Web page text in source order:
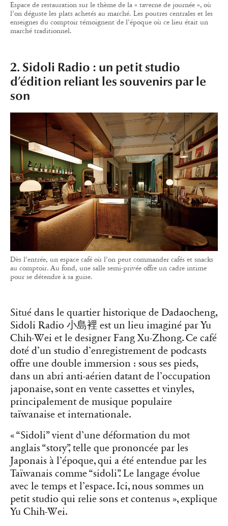
Espace de restauration sur le thème de la « taverne de journée », où
l’on déguste les plats achetés au marché. Les poutres centrales et les
enseignes du comptoir témoignent de l’époque où ce lieu était un
marché traditionnel.
2. Sidoli Radio : un petit studio
d’édition reliant les souvenirs par le
son
Dès l’entrée, un espace café où l’on peut commander cafés et snacks
au comptoir. Au fond, une salle semi-privée offre un cadre intime
pour se détendre à sa guise.
Situé dans le quartier historique de Dadaocheng,
Sidoli Radio 小島裡 est un lieu imaginé par Yu
Chih-Wei et le designer Fang Xu-Zhong. Ce café
doté d’un studio d’enregistrement de podcasts
offre une double immersion : sous ses pieds,
dans un abri anti-aérien datant de l’occupation
japonaise, sont en vente cassettes et vinyles,
principalement de musique populaire
taïwanaise et internationale.
« “Sidoli” vient d’une déformation du mot
anglais “story”, telle que prononcée par les
Japonais à l’époque, qui a été entendue par les
Taïwanais comme “sidoli”. Le langage évolue
avec le temps et l’espace. Ici, nous sommes un
petit studio qui relie sons et contenus », explique
Yu Chih-Wei.